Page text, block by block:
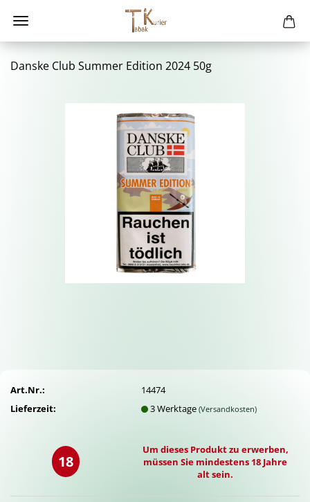
Dans­ke Club Sum­mer Edi­ti­on 2024 50g
Art.Nr.:
14474
Lieferzeit:
3 Werktage(Versandkosten)
18
Um dieses Produkt zu erwerben,
müssen Sie mindestens 18 Jahre
alt sein.